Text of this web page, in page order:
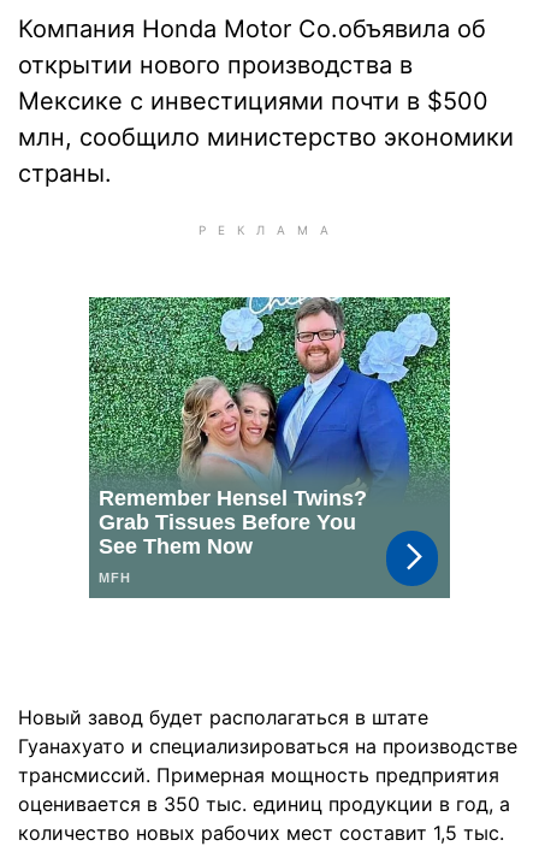
Компания Honda Motor Co.объявила об
открытии нового производства в
Мексике с инвестициями почти в $500
млн, сообщило министерство экономики
страны.
Новый завод будет располагаться в штате
Гуанахуато и специализироваться на производстве
трансмиссий. Примерная мощность предприятия
оценивается в 350 тыс. единиц продукции в год, а
количество новых рабочих мест составит 1,5 тыс.